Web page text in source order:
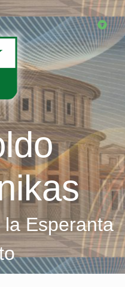
Esperanta